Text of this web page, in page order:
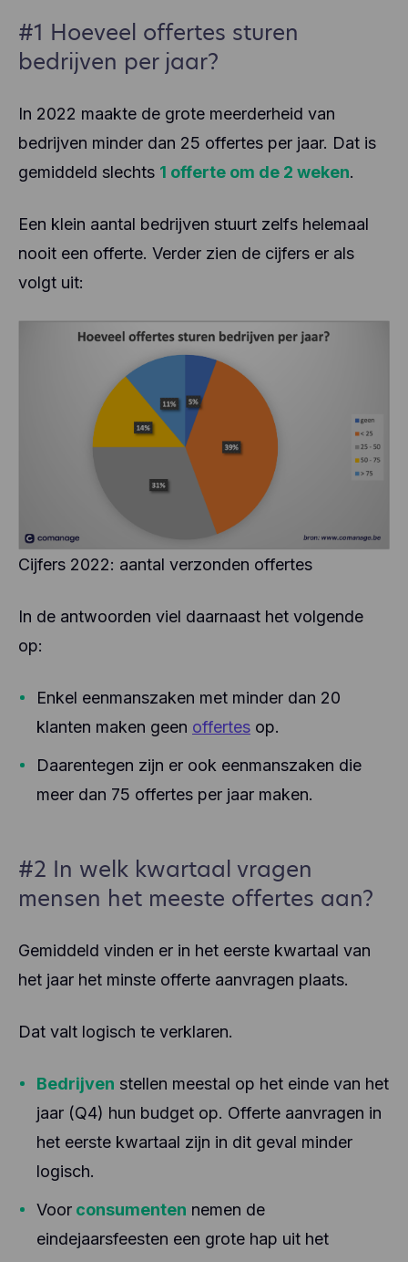
#1 Hoeveel offertes sturen
bedrijven per jaar?
In 2022 maakte de grote meerderheid van
bedrijven minder dan 25 offertes per jaar. Dat is
gemiddeld slechts 1 offerte om de 2 weken.
Een klein aantal bedrijven stuurt zelfs helemaal
nooit een offerte. Verder zien de cijfers er als
volgt uit:
Cijfers 2022: aantal verzonden offertes
In de antwoorden viel daarnaast het volgende
op:
Enkel eenmanszaken met minder dan 20
klanten maken geen offertes op.
Daarentegen zijn er ook eenmanszaken die
meer dan 75 offertes per jaar maken.
#2 In welk kwartaal vragen
mensen het meeste offertes aan?
Gemiddeld vinden er in het eerste kwartaal van
het jaar het minste offerte aanvragen plaats.
Dat valt logisch te verklaren.
Bedrijven stellen meestal op het einde van het
jaar (Q4) hun budget op. Offerte aanvragen in
het eerste kwartaal zijn in dit geval minder
logisch.
Voor consumenten nemen de
eindejaarsfeesten een grote hap uit het